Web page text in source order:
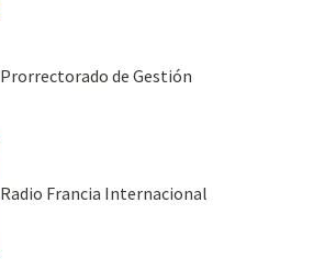
Prorrectorado de Gestión
Radio Francia Internacional